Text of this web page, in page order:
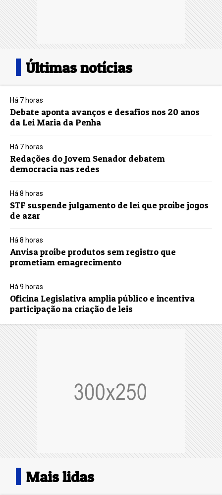
Últimas notícias
Há 7 horas
Debate aponta avanços e desafios nos 20 anos
da Lei Maria da Penha
Há 7 horas
Redações do Jovem Senador debatem
democracia nas redes
Há 8 horas
STF suspende julgamento de lei que proíbe jogos
de azar
Há 8 horas
Anvisa proíbe produtos sem registro que
prometiam emagrecimento
Há 9 horas
Oficina Legislativa amplia público e incentiva
participação na criação de leis
Mais lidas